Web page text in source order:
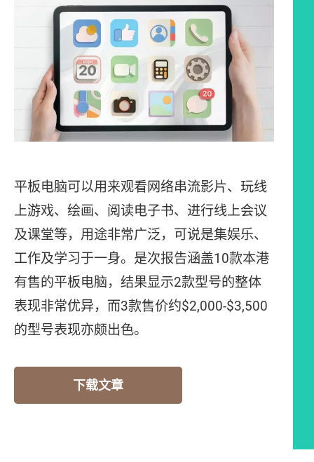
平板电脑可以用来观看网络串流影片、玩线
上游戏、绘画、阅读电子书、进行线上会议
及课堂等，用途非常广泛，可说是集娱乐、
工作及学习于一身。是次报告涵盖10款本港
有售的平板电脑，结果显示2款型号的整体
表现非常优异，而3款售价约$2,000-$3,500
的型号表现亦颇出色。
下载文章